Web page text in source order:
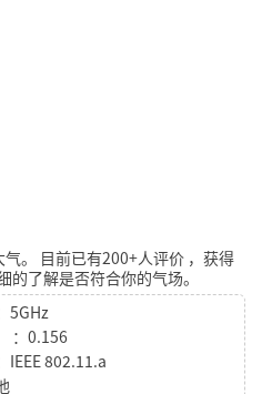
。 目前已有200+人评价 ，获得
了解是否符合你的气场。
5GHz
：0.156
IEEE 802.11.a